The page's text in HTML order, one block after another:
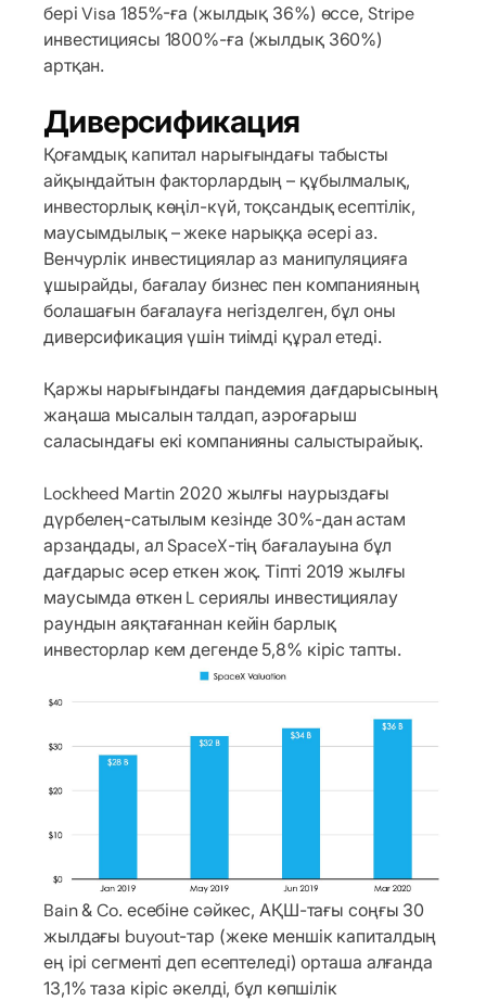
бері Visa 185%-ға (жылдық 36%) өссе, Stripe
инвестициясы 1800%-ға (жылдық 360%)
артқан.
Диверсификация
Қоғамдық капитал нарығындағы табысты
айқындайтын факторлардың – құбылмалық,
инвесторлық көңіл-күй, тоқсандық есептілік,
маусымдылық – жеке нарыққа әсері аз.
Венчурлік инвестициялар аз манипуляцияға
ұшырайды, бағалау бизнес пен компанияның
болашағын бағалауға негізделген, бұл оны
диверсификация үшін тиімді құрал етеді.
Қаржы нарығындағы пандемия дағдарысының
жаңаша мысалын талдап, аэроғарыш
саласындағы екі компанияны салыстырайық.
Lockheed Martin 2020 жылғы наурыздағы
дүрбелең-сатылым кезінде 30%-дан астам
арзандады, ал SpaceX-тің бағалауына бұл
дағдарыс әсер еткен жоқ. Тіпті 2019 жылғы
маусымда өткен L сериялы инвестициялау
раундын аяқтағаннан кейін барлық
инвесторлар кем дегенде 5,8% кіріс тапты.
Bain & Co. есебіне сәйкес, АҚШ-тағы соңғы 30
жылдағы buyout-тар (жеке меншік капиталдың
ең ірі сегменті деп есептеледі) орташа алғанда
13,1% таза кіріс әкелді, бұл көпшілік